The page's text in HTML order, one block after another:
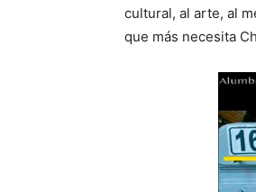
cultural, al arte, al
que más necesita